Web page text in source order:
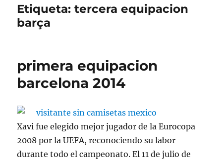
Etiqueta:tercera equipacion
barça
primera equipacion
barcelona 2014
Xavi fue elegido mejor jugador de la Eurocopa
2008 por la UEFA, reconociendo su labor
durante todo el campeonato. El 11 de julio de